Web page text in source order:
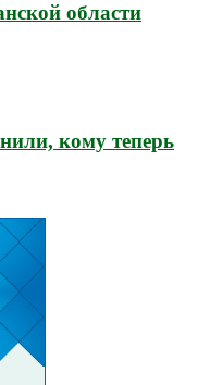
области
кому теперь